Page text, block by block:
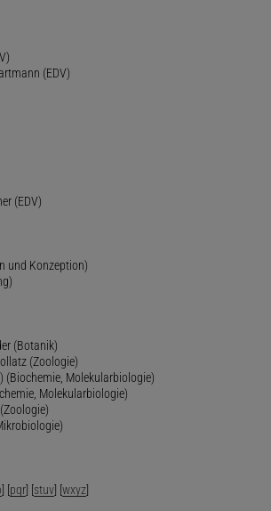
(EDV)
(EDV)
und Konzeption)
(Botanik)
(Zoologie)
(Biochemie, Molekularbiologie)
Molekularbiologie)
] [pqr] [stuv] [wxyz]